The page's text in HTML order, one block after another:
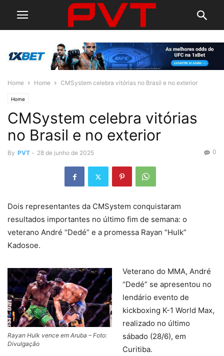
Home Home CMSystem celebra vitórias no Brasil e no exterior
Home
CMSystem celebra vitórias
no Brasil e no exterior
By PVT - 28 de junho de 2025 0
Dois representantes da CMSystem conquistaram
resultados importantes no último fim de semana: o
veterano André “Dedé” e a promessa Rayan “Hulk”
Kadosoe.
Rayan Hulk vence em Aruba – Foto:
Divulgação
Veterano do MMA, André
“Dedé” se apresentou no
lendário evento de
kickboxing K-1 World Max,
realizado no último
sábado (28/6), em
Curitiba.